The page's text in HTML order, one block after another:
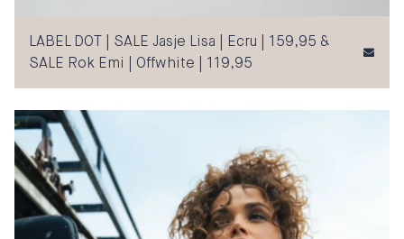
LABEL DOT | SALE Jasje Lisa | Ecru | 159,95 &
SALE Rok Emi | Offwhite | 119,95